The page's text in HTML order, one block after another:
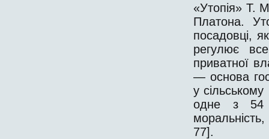
«Утопія» Т.
Платона.
посадовці,
регулює
приватної
— основа
у
одне з 54
77].